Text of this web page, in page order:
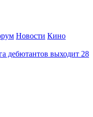
Новости Кино
дебютантов выходит 28